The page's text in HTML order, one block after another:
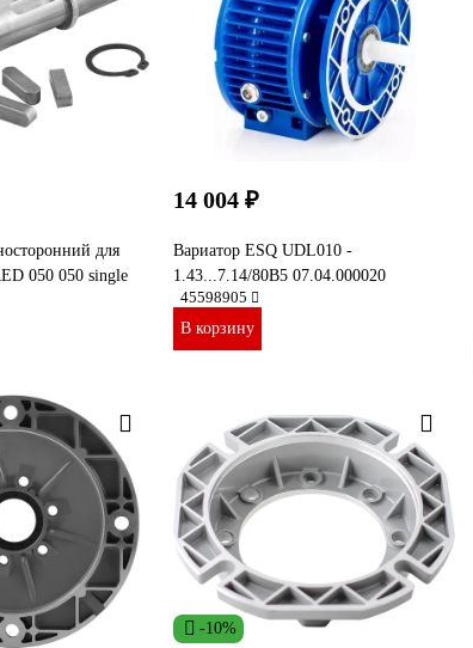
для
050 050 single
14 004 ₽
Вариатор ESQ UDL010 -
1.43...7.14/80B5 07.04.000020
45598905
В корзину
-10%